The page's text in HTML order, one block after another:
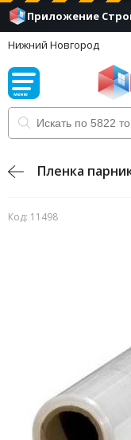
Приложение
Нижний Новгород
Пленка
Код: 11498